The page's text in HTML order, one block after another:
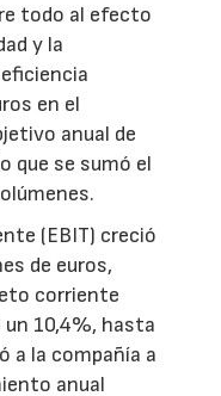
todo al efecto
y la
en el
anual de
que se sumó el
(EBIT) creció
de euros,
corriente
10,4%, hasta
a la compañía a
anual